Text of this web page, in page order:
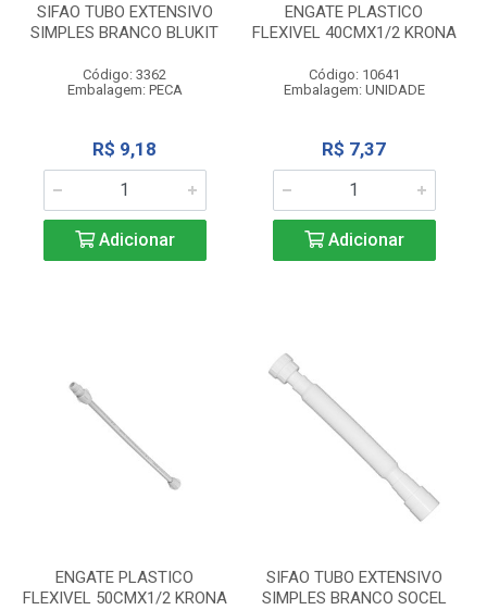
SIFAO TUBO EXTENSIVO
SIMPLES BRANCO BLUKIT
Código: 3362
Embalagem: PECA
R$ 9,18
Adicionar
ENGATE PLASTICO
FLEXIVEL 40CMX1/2 KRONA
Código: 10641
Embalagem: UNIDADE
R$ 7,37
Adicionar
ENGATE PLASTICO
FLEXIVEL 50CMX1/2 KRONA
SIFAO TUBO EXTENSIVO
SIMPLES BRANCO SOCEL